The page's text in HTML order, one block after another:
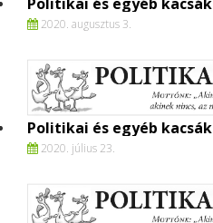
Politikai és egyéb kacsák
2020. augusztus 3.
Politikai és egyéb kacsák
2020. július 23.